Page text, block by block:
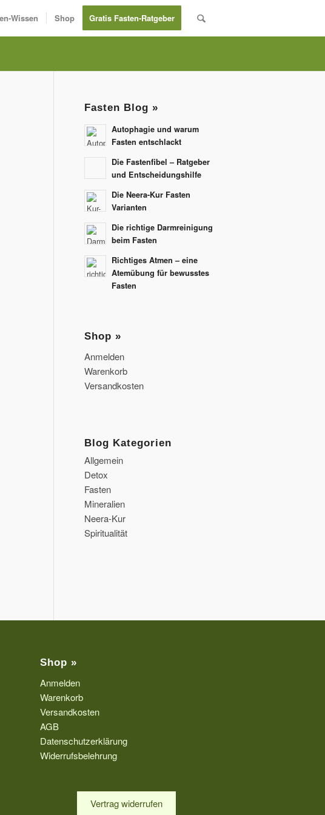
Wissen Shop Gratis Fasten-Ratgeber
Fasten Blog »
Autophagie und warum
Fasten entschlackt
Die Fastenfibel – Ratgeber
und Entscheidungshilfe
Die Neera-Kur Fasten
Varianten
Die richtige Darmreinigung
beim Fasten
Richtiges Atmen – eine
Atemübung für bewusstes
Fasten
Shop »
Anmelden
Warenkorb
Versandkosten
Blog Kategorien
Allgemein
Detox
Fasten
Mineralien
Neera-Kur
Spiritualität
Shop »
Anmelden
Warenkorb
Versandkosten
AGB
Datenschutzerklärung
Widerrufsbelehrung
Vertrag widerrufen